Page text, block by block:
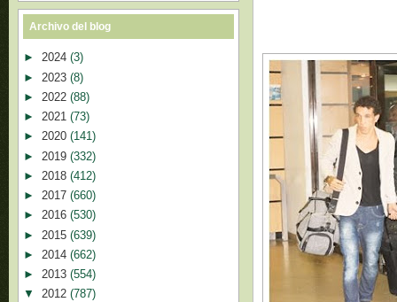
Archivo del blog
► 2024 (3)
► 2023 (8)
► 2022 (88)
► 2021 (73)
► 2020 (141)
► 2019 (332)
► 2018 (412)
► 2017 (660)
► 2016 (530)
► 2015 (639)
► 2014 (662)
► 2013 (554)
▼ 2012 (787)